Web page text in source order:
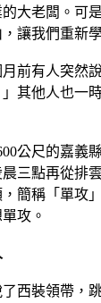
大老闆。可
讓我們重新
前有人突然
其他人也一
公尺的嘉義
三點再從排
簡稱「單攻
攻。
西裝領帶，